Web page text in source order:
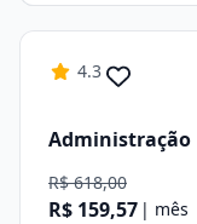
4.3
Administração
R$ 618,00
R$ 159,57 | mês